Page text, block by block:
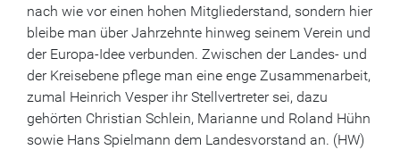
nach wie vor einen hohen Mitgliederstand, sondern hier
bleibe man über Jahrzehnte hinweg seinem Verein und
der Europa-Idee verbunden. Zwischen der Landes- und
der Kreisebene pflege man eine enge Zusammenarbeit,
zumal Heinrich Vesper ihr Stellvertreter sei, dazu
gehörten Christian Schlein, Marianne und Roland Hühn
sowie Hans Spielmann dem Landesvorstand an. (HW)